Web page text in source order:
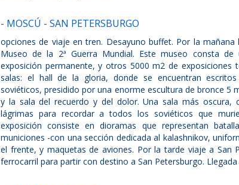
- MOSCÚ - SAN PETERSBURGO
opciones de viaje en tren. Desayuno buffet. Por la
Museo de la 2ª Guerra Mundial. Este museo consta
exposición permanente, y otros 5000 m2 de exposiciones
salas: el hall de la gloria, donde se encuentran
soviéticos, presidido por una enorme escultura de bronce 5
y la sala del recuerdo y del dolor. Una sala más oscura,
lágrimas para recordar a todos los soviéticos que
exposición consiste en dioramas que representan
municiones -con una sección dedicada al kalashnikov,
el frente, y maquetas de aviones. Por la tarde viaje a San
ferrocarril para partir con destino a San Petersburgo.